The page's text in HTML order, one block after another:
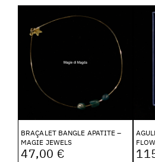
BRAÇALET BANGLE APATITE –
MAGIE JEWELS
47,00 €